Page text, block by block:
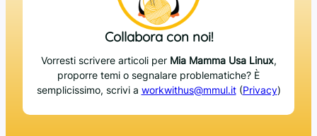
Collabora con noi!
Vorresti scrivere articoli per Mia Mamma Usa Linux,
proporre temi o segnalare problematiche? È
semplicissimo, scrivi a workwithus@mmul.it(Privacy)